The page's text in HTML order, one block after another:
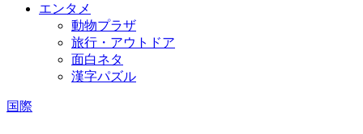
エンタメ
動物プラザ
旅行・アウトドア
面白ネタ
漢字パズル
国際